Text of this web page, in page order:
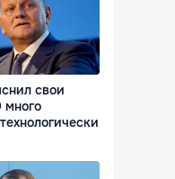
свои
много